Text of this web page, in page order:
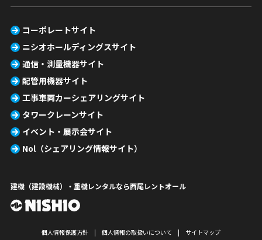
コーポレートサイト
ニシオホールディングスサイト
通信・測量機器サイト
配管用機器サイト
工事車両カーシェアリングサイト
タワークレーンサイト
イベント・展示会サイト
Nol（シェアリング情報サイト）
建機（建設機械）・重機レンタルなら西尾レントオール
個人情報保護方針 個人情報の取扱いについて サイトマップ